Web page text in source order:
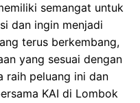
semangat untuk
dan ingin menjadi
terus berkembang,
yang sesuai dengan
raih peluang ini dan
KAI di Lombok